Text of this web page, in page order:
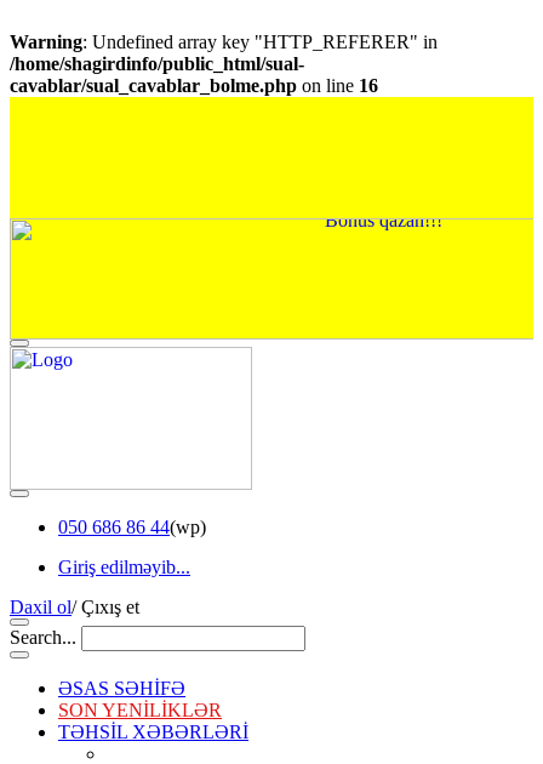
Warning: Undefined array key "HTTP_REFERER" in
/home/shagirdinfo/public_html/sual-
cavablar/sual_cavablar_bolme.php on line 16
050 686 86 44(wp)
Giriş edilməyib...
Daxil ol/Çıxış et
Search...
ƏSAS SƏHİFƏ
SON YENİLİKLƏR
TƏHSİL XƏBƏRLƏRİ